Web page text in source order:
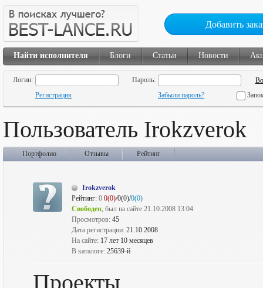
Добавить
Найти исполнителя Блоги Статьи Новости
Логин:
Пароль:
Регистрация
Забыли пароль?
Пользователь Irokzverok
Портфолио Отзывы Рейтинг
Irokzverok
Рейтинг: 0 0(0)/0(0)/0(0)
Свободен, был на сайте 21.10.2008 13:04
Просмотров: 45
Дата регистрации: 21.10.2008
На сайте: 17 лет 10 месяцев
В каталоге: 25639-й
Проекты